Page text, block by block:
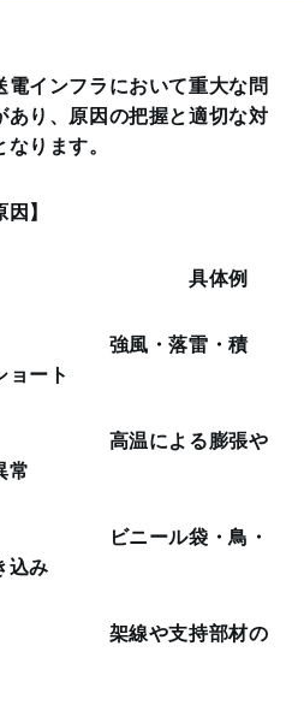
インフラにおいて重大な問
あり、原因の把握と適切な対
ります。
】
体例
・落雷・積
ョート
による膨張や
常
ール袋・鳥・
込み
や支持部材の